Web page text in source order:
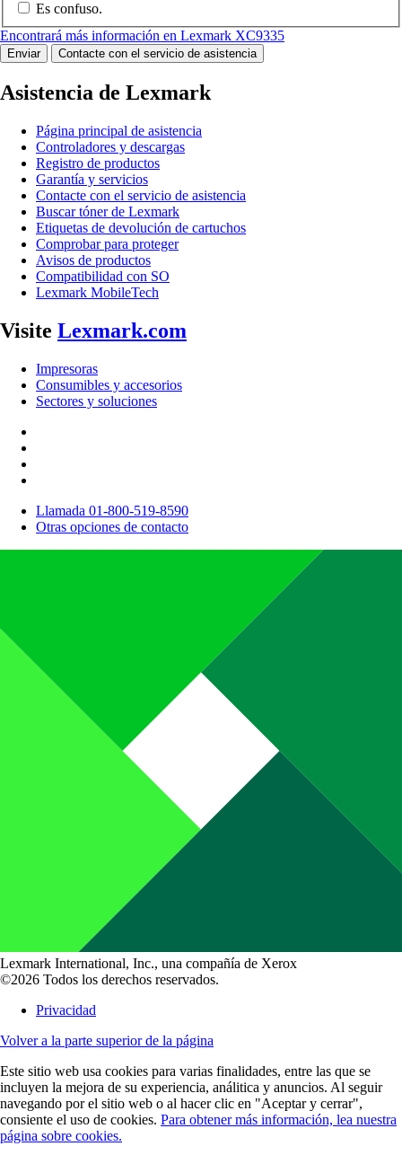
Es confuso.
Encontrará más información en Lexmark XC9335
Enviar Contacte con el servicio de asistencia
Asistencia de Lexmark
Página principal de asistencia
Controladores y descargas
Registro de productos
Garantía y servicios
Contacte con el servicio de asistencia
Buscar tóner de Lexmark
Etiquetas de devolución de cartuchos
Comprobar para proteger
Avisos de productos
Compatibilidad con SO
Lexmark MobileTech
Visite Lexmark.com
Impresoras
Consumibles y accesorios
Sectores y soluciones
Llamada 01-800-519-8590
Otras opciones de contacto
Lexmark International, Inc., una compañía de Xerox
©2026 Todos los derechos reservados.
Privacidad
Volver a la parte superior de la página
Este sitio web usa cookies para varias finalidades, entre las que se
incluyen la mejora de su experiencia, análitica y anuncios. Al seguir
navegando por el sitio web o al hacer clic en "Aceptar y cerrar",
consiente el uso de cookies. Para obtener más información, lea nuestra
página sobre cookies.